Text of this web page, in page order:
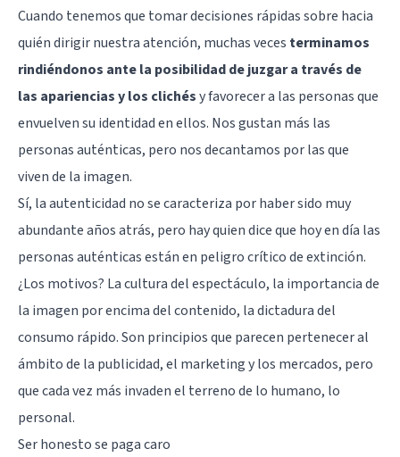
Cuando tenemos que tomar decisiones rápidas sobre hacia
quién dirigir nuestra atención, muchas veces terminamos
rindiéndonos ante la posibilidad de juzgar a través de
las apariencias y los clichésy favorecer a las personas que
envuelven su identidad en ellos. Nos gustan más las
personas auténticas, pero nos decantamos por las que
viven de la imagen.
Sí, la autenticidad no se caracteriza por haber sido muy
abundante años atrás, pero hay quien dice que hoy en día las
personas auténticas están en peligro crítico de extinción.
¿Los motivos? La cultura del espectáculo, la importancia de
la imagen por encima del contenido, la dictadura del
consumo rápido. Son principios que parecen pertenecer al
ámbito de la publicidad, el marketing y los mercados, pero
que cada vez más invaden el terreno de lo humano, lo
personal.
Ser honesto se paga caro